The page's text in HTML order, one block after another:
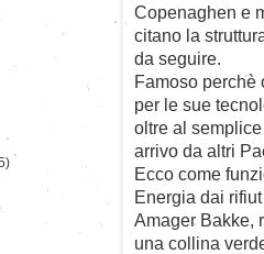
Copenaghen e
citano la
da seguire.
Famoso perchè
per le sue
oltre al
arrivo da altri
Ecco come
Energia dai rifiut
Amager Bakke,
una collina